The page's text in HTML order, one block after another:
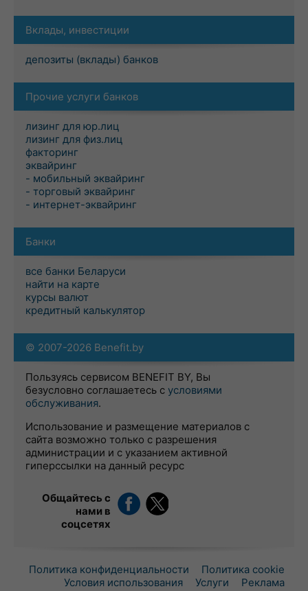
Вклады, инвестиции
депозиты (вклады) банков
Прочие услуги банков
лизинг для юр.лиц
лизинг для физ.лиц
факторинг
эквайринг
- мобильный эквайринг
- торговый эквайринг
- интернет-эквайринг
Банки
все банки Беларуси
найти на карте
курсы валют
кредитный калькулятор
© 2007-2026 Benefit.by
Пользуясь сервисом BENEFIT BY, Вы
безусловно соглашаетесь с условиями
обслуживания.
Использование и размещение материалов с
сайта возможно только с разрешения
администрации и с указанием активной
гиперссылки на данный ресурс
Общайтесь с
нами в
соцсетях
Политика конфиденциальности
Политика cookie
Условия использования
Услуги
Реклама